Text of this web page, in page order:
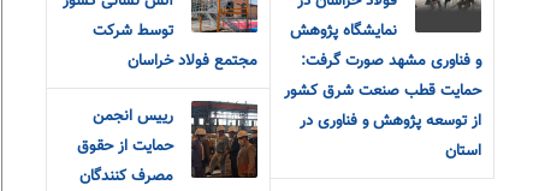
نمایشگاه پژوهش
و فناوری مشهد صورت گرفت:
حمایت قطب صنعت شرق کشور
از توسعه پژوهش و فناوری در
استان
توسط شرکت
مجتمع فولاد خراسان
رییس انجمن
حمایت از حقوق
مصرف کنندگان